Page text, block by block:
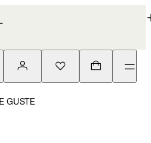
GUSTE